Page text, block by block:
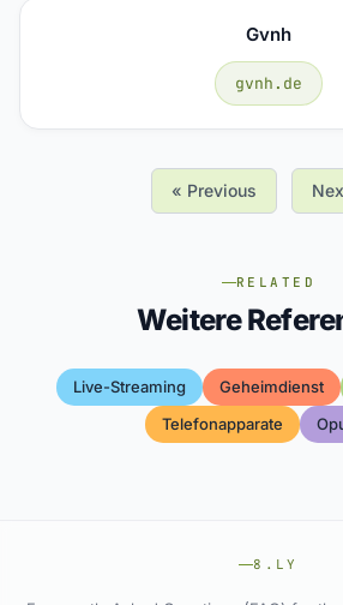
Gvnh
gvnh.de
« Previous
RELATED
Weitere
Live-Streaming Geheimdienst
Telefonapparate
8.LY